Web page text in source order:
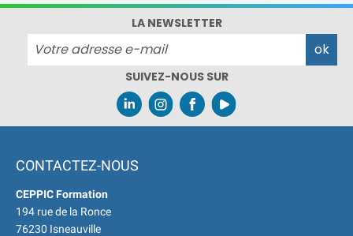
réunions d’information
|
Prenez RDV :Notre équipe
commerciale est à votre écoute
|
ACCUEIL du
CEPPIC :02 35 59 44 00
Formations Qualité Sécurité
Environnement Développement
participez à nos réunions
LA NEWSLETTER
SUIVEZ-NOUS SUR
CONTACTEZ-NOUS
CEPPIC Formation
194 rue de la Ronce
76230 Isneauville